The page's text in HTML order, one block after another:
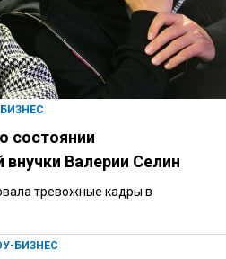
состоянии
внучки Валерии Селин
тревожные кадры в
БИЗНЕС